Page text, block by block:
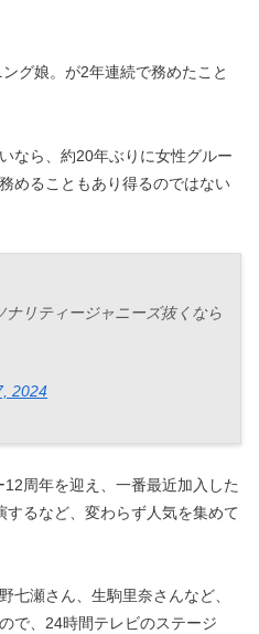
グ娘。が2年連続で務めたこと
なら、約20年ぶりに女性グルー
めることもあり得るのではない
リティージャニーズ抜くなら
2024
周年を迎え、一番最近加入した
るなど、変わらず人気を集めて
七瀬さん、生駒里奈さんなど、
で、24時間テレビのステージ